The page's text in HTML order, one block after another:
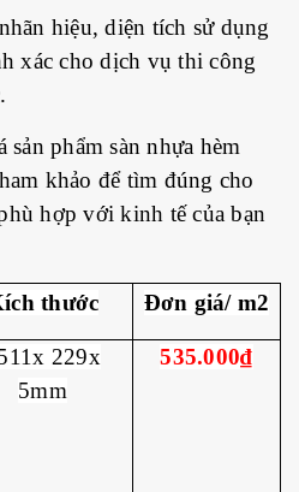
hiệu, diện tích sử dụng
xác cho dịch vụ thi công
sản phẩm sàn nhựa hèm
khảo để tìm đúng cho
hợp với kinh tế của bạn
thước Đơn giá/ m2
229x
5mm
535.000₫